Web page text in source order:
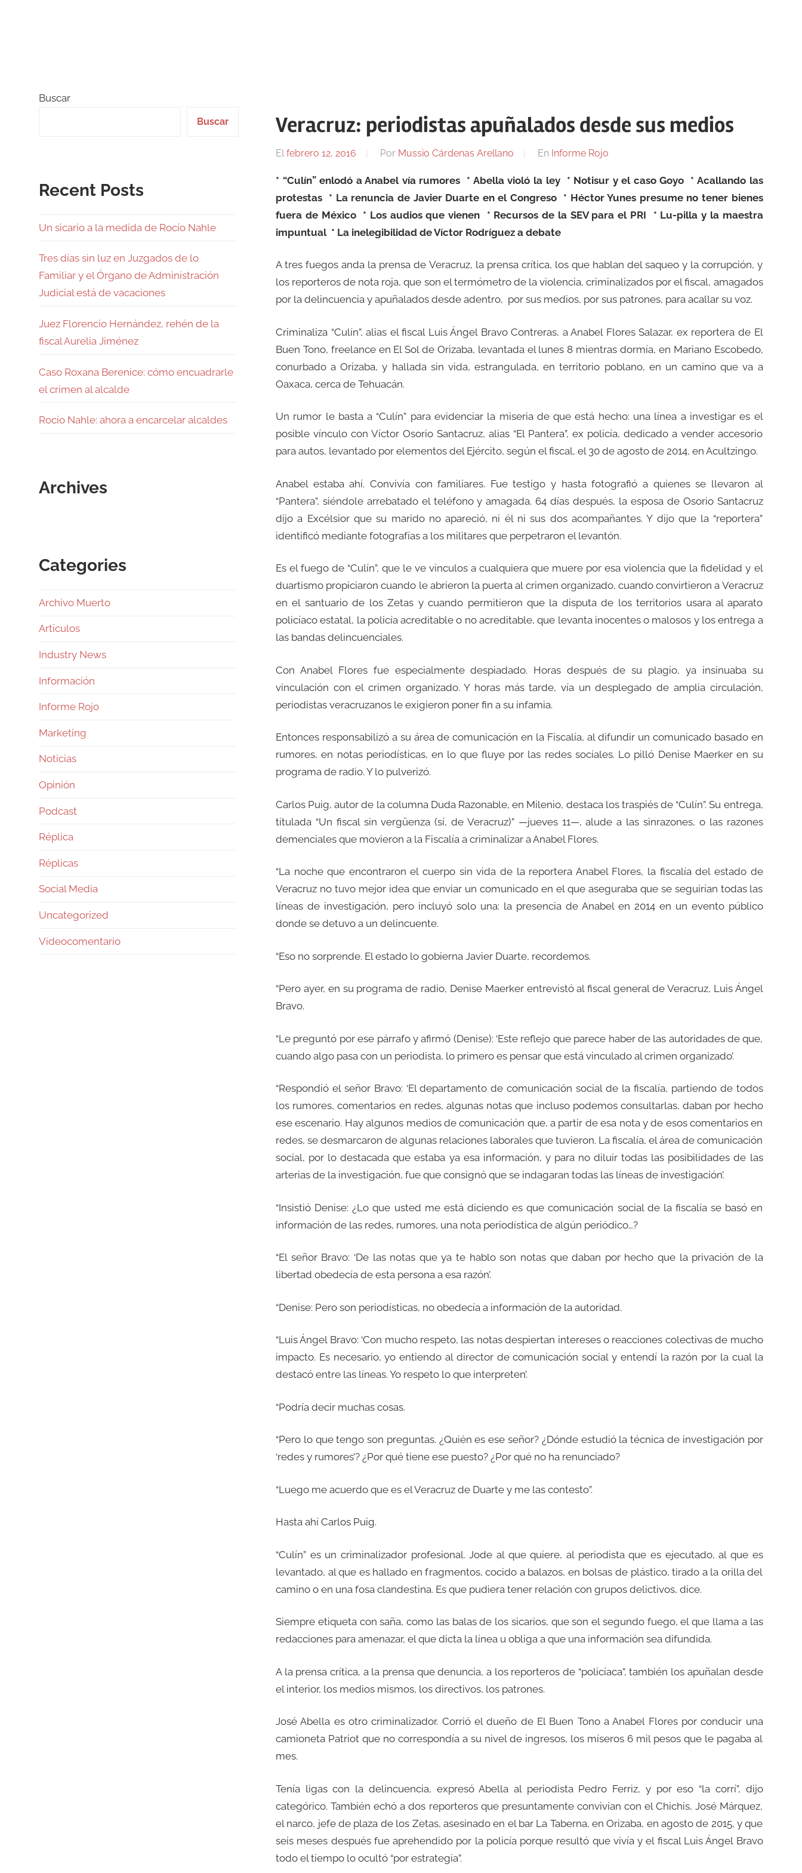
Veracruz: periodistas apuñalados desde sus medios
El febrero 12, 2016 Por Mussio Cárdenas Arellano En Informe Rojo
* “Culín” enlodó a Anabel vía rumores * Abella violó la ley * Notisur y el caso Goyo * Acallando las
protestas * La renuncia de Javier Duarte en el Congreso
* Héctor Yunes presume no tener bienes
fuera de México
* Los audios que vienen * Recursos de la SEV para el PRI
* Lu-pilla y la maestra
impuntual * La inelegibilidad de Víctor Rodríguez a debate
A tres fuegos anda la prensa de Veracruz, la prensa crítica, los que hablan del saqueo y la corrupción, y
los reporteros de nota roja, que son el termómetro de la violencia, criminalizados por el fiscal, amagados
por la delincuencia y apuñalados desde adentro, por sus medios, por sus patrones, para acallar su voz.
Criminaliza “Culín”, alias el fiscal Luis Ángel Bravo Contreras, a Anabel Flores Salazar, ex reportera de El
Buen Tono, freelance en El Sol de Orizaba, levantada el lunes 8 mientras dormía, en Mariano Escobedo,
conurbado a Orizaba, y hallada sin vida, estrangulada, en territorio poblano, en un camino que va a
Oaxaca, cerca de Tehuacán.
Un rumor le basta a “Culín” para evidenciar la miseria de que está hecho: una línea a investigar es el
posible vínculo con Víctor Osorio Santacruz, alias “El Pantera”, ex policía, dedicado a vender accesorio
para autos, levantado por elementos del Ejército, según el fiscal, el 30 de agosto de 2014, en Acultzingo.
Anabel estaba ahí. Convivía con familiares. Fue testigo y hasta fotografió a quienes se llevaron al
“Pantera”, siéndole arrebatado el teléfono y amagada. 64 días después, la esposa de Osorio Santacruz
dijo a Excélsior que su marido no apareció, ni él ni sus dos acompañantes. Y dijo que la “reportera”
identificó mediante fotografías a los militares que perpetraron el levantón.
Es el fuego de “Culín”, que le ve vínculos a cualquiera que muere por esa violencia que la fidelidad y el
duartismo propiciaron cuando le abrieron la puerta al crimen organizado, cuando convirtieron a Veracruz
en el santuario de los Zetas y cuando permitieron que la disputa de los territorios usara al aparato
policíaco estatal, la policía acreditable o no acreditable, que levanta inocentes o malosos y los entrega a
las bandas delincuenciales.
Con Anabel Flores fue especialmente despiadado. Horas después de su plagio, ya insinuaba su
vinculación con el crimen organizado. Y horas más tarde, vía un desplegado de amplia circulación,
periodistas veracruzanos le exigieron poner fin a su infamia.
Entonces responsabilizó a su área de comunicación en la Fiscalía, al difundir un comunicado basado en
rumores, en notas periodísticas, en lo que fluye por las redes sociales. Lo pilló Denise Maerker en su
programa de radio. Y lo pulverizó.
Carlos Puig, autor de la columna Duda Razonable, en Milenio, destaca los traspiés de “Culín”. Su entrega,
titulada “Un fiscal sin vergüenza (sí, de Veracruz)” —jueves 11—, alude a las sinrazones, o las razones
demenciales que movieron a la Fiscalía a criminalizar a Anabel Flores.
“La noche que encontraron el cuerpo sin vida de la reportera Anabel Flores, la fiscalía del estado de
Veracruz no tuvo mejor idea que enviar un comunicado en el que aseguraba que se seguirían todas las
líneas de investigación, pero incluyó solo una: la presencia de Anabel en 2014 en un evento público
donde se detuvo a un delincuente.
“Eso no sorprende. El estado lo gobierna Javier Duarte, recordemos.
“Pero ayer, en su programa de radio, Denise Maerker entrevistó al fiscal general de Veracruz, Luis Ángel
Bravo.
“Le preguntó por ese párrafo y afirmó (Denise): ‘Este reflejo que parece haber de las autoridades de que,
cuando algo pasa con un periodista, lo primero es pensar que está vinculado al crimen organizado’.
“Respondió el señor Bravo: ‘El departamento de comunicación social de la fiscalía, partiendo de todos
los rumores, comentarios en redes, algunas notas que incluso podemos consultarlas, daban por hecho
ese escenario. Hay algunos medios de comunicación que, a partir de esa nota y de esos comentarios en
redes, se desmarcaron de algunas relaciones laborales que tuvieron. La fiscalía, el área de comunicación
social, por lo destacada que estaba ya esa información, y para no diluir todas las posibilidades de las
arterias de la investigación, fue que consignó que se indagaran todas las líneas de investigación’.
“Insistió Denise: ¿Lo que usted me está diciendo es que comunicación social de la fiscalía se basó en
información de las redes, rumores, una nota periodística de algún periódico…?
“El señor Bravo: ‘De las notas que ya te hablo son notas que daban por hecho que la privación de la
libertad obedecía de esta persona a esa razón’.
“Denise: Pero son periodísticas, no obedecía a información de la autoridad.
“Luis Ángel Bravo: ‘Con mucho respeto, las notas despiertan intereses o reacciones colectivas de mucho
impacto. Es necesario, yo entiendo al director de comunicación social y entendí la razón por la cual la
destacó entre las líneas. Yo respeto lo que interpreten’.
“Podría decir muchas cosas.
“Pero lo que tengo son preguntas. ¿Quién es ese señor? ¿Dónde estudió la técnica de investigación por
‘redes y rumores’? ¿Por qué tiene ese puesto? ¿Por qué no ha renunciado?
“Luego me acuerdo que es el Veracruz de Duarte y me las contesto”.
Hasta ahí Carlos Puig.
“Culín” es un criminalizador profesional. Jode al que quiere, al periodista que es ejecutado, al que es
levantado, al que es hallado en fragmentos, cocido a balazos, en bolsas de plástico, tirado a la orilla del
camino o en una fosa clandestina. Es que pudiera tener relación con grupos delictivos, dice.
Siempre etiqueta con saña, como las balas de los sicarios, que son el segundo fuego, el que llama a las
redacciones para amenazar, el que dicta la línea u obliga a que una información sea difundida.
A la prensa crítica, a la prensa que denuncia, a los reporteros de “policíaca”, también los apuñalan desde
el interior, los medios mismos, los directivos, los patrones.
José Abella es otro criminalizador. Corrió el dueño de El Buen Tono a Anabel Flores por conducir una
camioneta Patriot que no correspondía a su nivel de ingresos, los míseros 6 mil pesos que le pagaba al
mes.
Tenía ligas con la delincuencia, expresó Abella al periodista Pedro Ferriz, y por eso “la corrí”, dijo
categórico. También echó a dos reporteros que presuntamente convivían con el Chichis, José Márquez,
el narco, jefe de plaza de los Zetas, asesinado en el bar La Taberna, en Orizaba, en agosto de 2015, y que
seis meses después fue aprehendido por la policía porque resultó que vivía y el fiscal Luis Ángel Bravo
todo el tiempo lo ocultó “por estrategia”.
Buscar
Buscar
Recent Posts
Un sicario a la medida de Rocío Nahle
Tres días sin luz en Juzgados de lo
Familiar y el Órgano de Administración
Judicial está de vacaciones
Juez Florencio Hernández, rehén de la
fiscal Aurelia Jiménez
Caso Roxana Berenice: cómo encuadrarle
el crimen al alcalde
Rocío Nahle: ahora a encarcelar alcaldes
Archives
Categories
Archivo Muerto
Artículos
Industry News
Información
Informe Rojo
Marketing
Noticias
Opinión
Podcast
Réplica
Réplicas
Social Media
Uncategorized
Videocomentario